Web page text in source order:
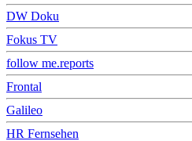
DW Doku
Fokus TV
follow me.reports
Frontal
Galileo
HR Fernsehen